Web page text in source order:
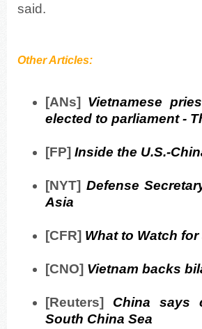
said.
Other Articles:
[ANs] Vietnamese
elected to parliament -
[FP] Inside the U.S.-
[NYT] Defense
Asia
[CFR] What to Watch
[CNO] Vietnam backs
[Reuters] China says
South China Sea